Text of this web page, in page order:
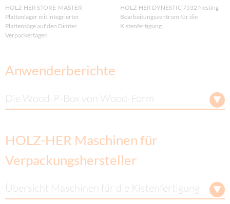
HOLZ-HER STORE-MASTER
Plattenlager mit integrierter
Plattensäge auf den Dimter
Verpackertagen
HOLZ-HER DYNESTIC 7532 Nesting
Bearbeitungszentrum für die
Kistenfertigung
Anwenderberichte
Die Wood-P-Box von Wood-Form
HOLZ-HER Maschinen für
Verpackungshersteller
Übersicht Maschinen für die Kistenfertigung